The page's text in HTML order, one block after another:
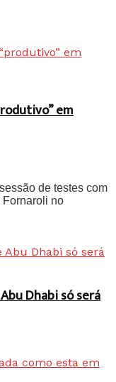
em
de testes com
Fornaroli no
Dhabi só será